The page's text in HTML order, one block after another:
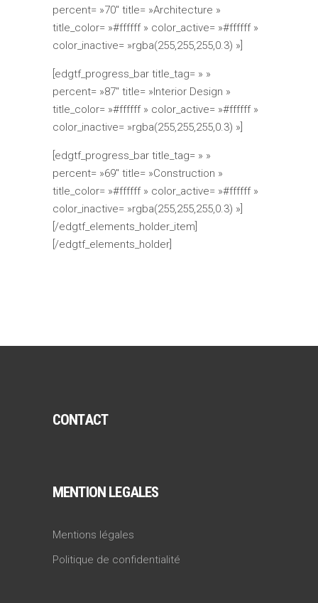
percent= »70″ title= »Architecture »
title_color= »#ffffff » color_active= »#ffffff »
color_inactive= »rgba(255,255,255,0.3) »]
[edgtf_progress_bar title_tag= » »
percent= »87″ title= »Interior Design »
title_color= »#ffffff » color_active= »#ffffff »
color_inactive= »rgba(255,255,255,0.3) »]
[edgtf_progress_bar title_tag= » »
percent= »69″ title= »Construction »
title_color= »#ffffff » color_active= »#ffffff »
color_inactive= »rgba(255,255,255,0.3) »]
[/edgtf_elements_holder_item]
[/edgtf_elements_holder]
CONTACT
MENTION LEGALES
Mentions légales
Politique de confidentialité